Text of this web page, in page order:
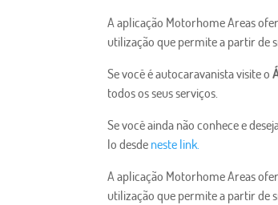
A aplicação Motorhome Areas
utilização que permite a partir de
Se você é autocaravanista visite o
todos os seus serviços.
Se você ainda não conhece e
lo desde neste link.
A aplicação Motorhome Areas
utilização que permite a partir de